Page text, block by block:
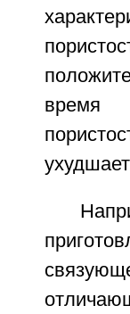
время